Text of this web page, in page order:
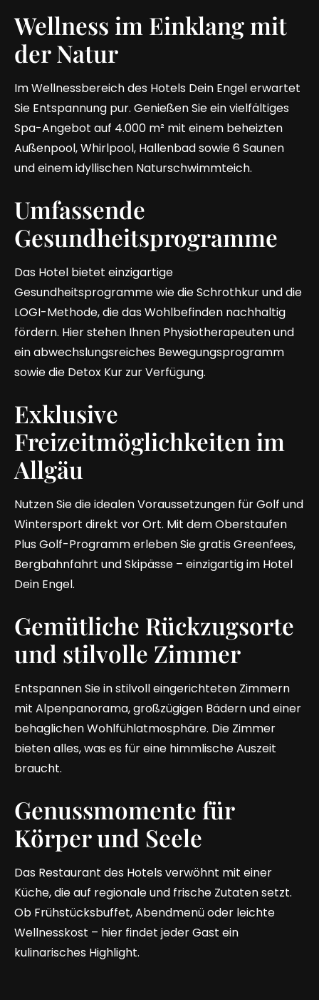
Wellness im Einklang mit
der Natur
Im Wellnessbereich des Hotels Dein Engel erwartet
Sie Entspannung pur. Genießen Sie ein vielfältiges
Spa-Angebot auf 4.000 m² mit einem beheizten
Außenpool, Whirlpool, Hallenbad sowie 6 Saunen
und einem idyllischen Naturschwimmteich.
Umfassende
Gesundheitsprogramme
Das Hotel bietet einzigartige
Gesundheitsprogramme wie die Schrothkur und die
LOGI-Methode, die das Wohlbefinden nachhaltig
fördern. Hier stehen Ihnen Physiotherapeuten und
ein abwechslungsreiches Bewegungsprogramm
sowie die Detox Kur zur Verfügung.
Exklusive
Freizeitmöglichkeiten im
Allgäu
Nutzen Sie die idealen Voraussetzungen für Golf und
Wintersport direkt vor Ort. Mit dem Oberstaufen
Plus Golf-Programm erleben Sie gratis Greenfees,
Bergbahnfahrt und Skipässe – einzigartig im Hotel
Dein Engel.
Gemütliche Rückzugsorte
und stilvolle Zimmer
Entspannen Sie in stilvoll eingerichteten Zimmern
mit Alpenpanorama, großzügigen Bädern und einer
behaglichen Wohlfühlatmosphäre. Die Zimmer
bieten alles, was es für eine himmlische Auszeit
braucht.
Genussmomente für
Körper und Seele
Das Restaurant des Hotels verwöhnt mit einer
Küche, die auf regionale und frische Zutaten setzt.
Ob Frühstücksbuffet, Abendmenü oder leichte
Wellnesskost – hier findet jeder Gast ein
kulinarisches Highlight.